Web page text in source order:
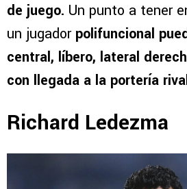
de juego. Un punto a tener
un jugador polifuncional
central, líbero, lateral
con llegada a la portería
Richard Ledezma